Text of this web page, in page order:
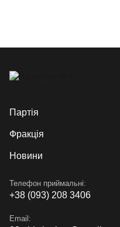
Партія
Фракція
Новини
Телефон приймальні:
+38 (093) 208 3406
Email: